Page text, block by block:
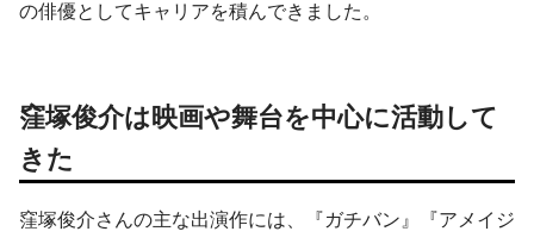
の俳優としてキャリアを積んできました。
窪塚俊介は映画や舞台を中心に活動して
きた
窪塚俊介さんの主な出演作には、『ガチバン』『アメイジ